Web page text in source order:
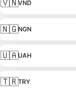
🇻🇳VND
🇳🇬NGN
🇺🇦UAH
🇹🇷TRY